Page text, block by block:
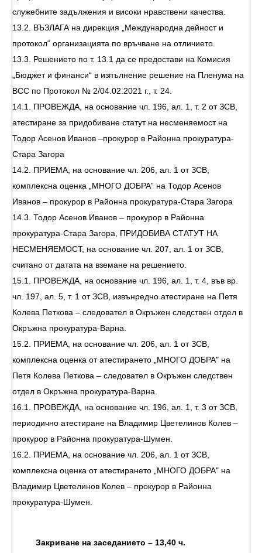
служебните задължения и високи нравствени качества.
13.2. ВЪЗЛАГА на дирекция „Международна дейност и
протокол“ организацията по връчване на отличието.
13.3. Решението по т. 13.1 да се предостави на Комисия
„Бюджет и финанси“ в изпълнение решение на Пленума на
ВСС по Протокол № 2/04.02.2021 г., т. 24.
14.1. ПРОВЕЖДА, на основание чл. 196, ал. 1, т. 2 от ЗСВ,
атестиране за придобиване статут на несменяемост на
Тодор Асенов Иванов –прокурор в Районна прокуратура-
Стара Загора
14.2. ПРИЕМА, на основание чл. 206, ал. 1 от ЗСВ,
комплексна оценка „МНОГО ДОБРА” на Тодор Асенов
Иванов – прокурор в Районна прокуратура-Стара Загора
14.3. Тодор Асенов Иванов – прокурор в Районна
прокуратура-Стара Загора, ПРИДОБИВА СТАТУТ НА
НЕСМЕНЯЕМОСТ, на основание чл. 207, ал. 1 от ЗСВ,
считано от датата на вземане на решението.
15.1. ПРОВЕЖДА, на основание чл. 196, ал. 1, т. 4, във вр.
чл. 197, ал. 5, т. 1 от ЗСВ, извънредно атестиране на Петя
Колева Петкова – следовател в Окръжен следствен отдел в
Окръжна прокуратура-Варна.
15.2. ПРИЕМА, на основание чл. 206, ал. 1 от ЗСВ,
комплексна оценка от атестирането „МНОГО ДОБРА" на
Петя Колева Петкова – следовател в Окръжен следствен
отдел в Окръжна прокуратура-Варна.
16.1. ПРОВЕЖДА, на основание чл. 196, ал. 1, т. 3 от ЗСВ,
периодично атестиране на Владимир Цветелинов Колев –
прокурор в Районна прокуратура-Шумен.
16.2. ПРИЕМА, на основание чл. 206, ал. 1 от ЗСВ,
комплексна оценка от атестирането „МНОГО ДОБРА" на
Владимир Цветелинов Колев – прокурор в Районна
прокуратура-Шумен.
Закриване на заседанието – 13,40 ч.